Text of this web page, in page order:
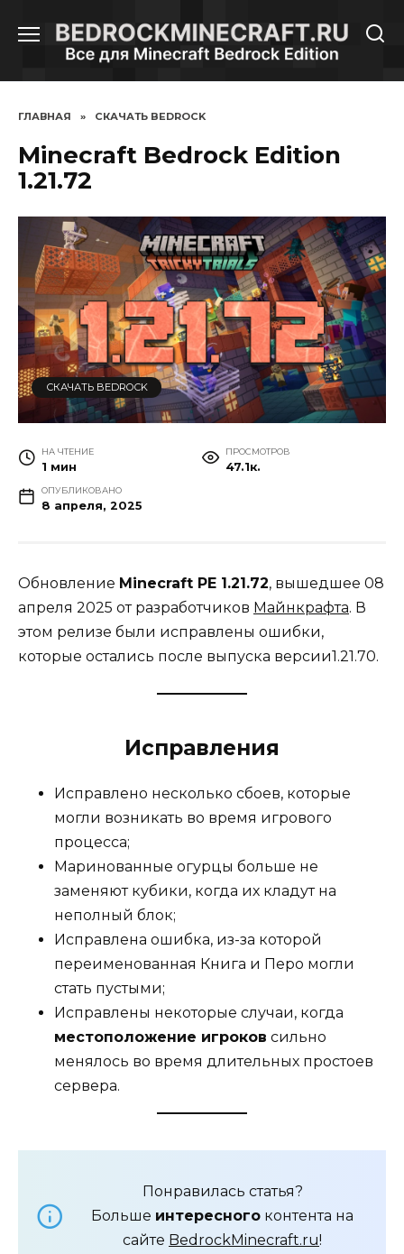
содержанию
ГЛАВНАЯ » СКАЧАТЬ BEDROCK
Minecraft Bedrock Edition
1.21.72
СКАЧАТЬ BEDROCK
НА ЧТЕНИЕ
1 мин
ПРОСМОТРОВ
47.1к.
ОПУБЛИКОВАНО
8 апреля, 2025
Обновление Minecraft PE 1.21.72, вышедшее 08
апреля 2025 от разработчиков Майнкрафта. В
этом релизе были исправлены ошибки,
которые остались после выпуска версии1.21.70.
Исправления
Исправлено несколько сбоев, которые
могли возникать во время игрового
процесса;
Маринованные огурцы больше не
заменяют кубики, когда их кладут на
неполный блок;
Исправлена ошибка, из-за которой
переименованная Книга и Перо могли
стать пустыми;
Исправлены некоторые случаи, когда
местоположение игроков сильно
менялось во время длительных простоев
сервера.
Понравилась статья?
Больше интересного контента на
сайте BedrockMinecraft.ru!